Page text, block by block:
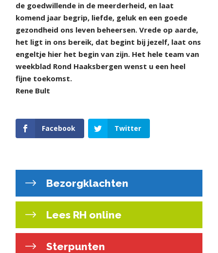
de goedwillende in de meerderheid, en laat
komend jaar begrip, liefde, geluk en een goede
gezondheid ons leven beheersen. Vrede op aarde,
het ligt in ons bereik, dat begint bij jezelf, laat ons
engeltje hier het begin van zijn. Het hele team van
weekblad Rond Haaksbergen wenst u een heel
fijne toekomst.
Rene Bult
Facebook Twitter
Bezorgklachten
Lees RH online
Sterpunten